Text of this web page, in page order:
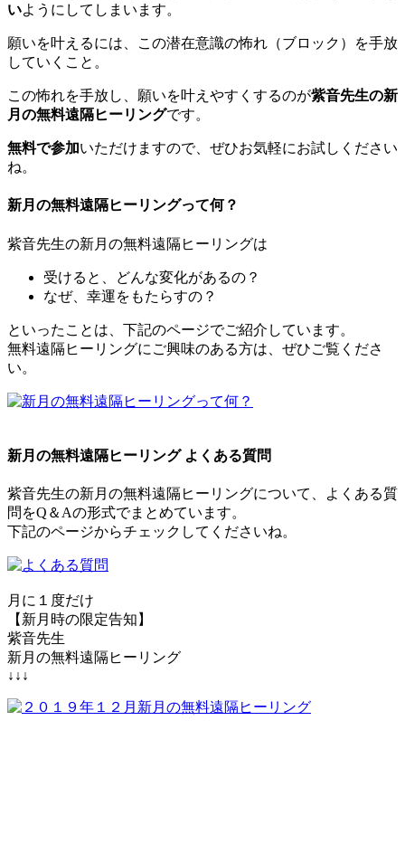
いようにしてしまいます。
願いを叶えるには、この潜在意識の怖れ（ブロック）を手放
していくこと。
この怖れを手放し、願いを叶えやすくするのが紫音先生の新
月の無料遠隔ヒーリングです。
無料で参加いただけますので、ぜひお気軽にお試しください
ね。
新月の無料遠隔ヒーリングって何？
紫音先生の新月の無料遠隔ヒーリングは
受けると、どんな変化があるの？
なぜ、幸運をもたらすの？
といったことは、下記のページでご紹介しています。
無料遠隔ヒーリングにご興味のある方は、ぜひご覧くださ
い。
新月の無料遠隔ヒーリング よくある質問
紫音先生の新月の無料遠隔ヒーリングについて、よくある質
問をQ＆Aの形式でまとめています。
下記のページからチェックしてくださいね。
月に１度だけ
【新月時の限定告知】
紫音先生
新月の無料遠隔ヒーリング
↓↓↓